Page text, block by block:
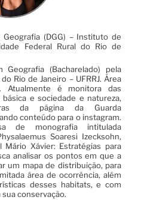
Geografia (DGG) – Instituto de
Federal Rural do Rio de
Geografia (Bacharelado) pela
Rio de Janeiro – UFRRJ. Área
Atualmente é monitora das
e sociedade e natureza,
da página da Guarda
conteúdo para o instagram.
de monografia intitulada
Soaresi Izecksohn,
Xávier: Estratégias para
analisar os pontos em que a
um mapa de distribuição, para
área de ocorrência, além
desses habitats, e com
conservação.